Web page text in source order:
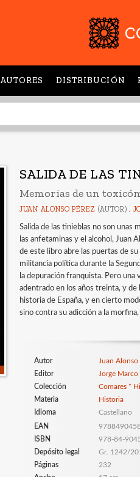
AUTORES DISTRIBUCIÓN
SALIDA DE LAS
Memorias de un
JUAN ALONSO PÉREZ (AUTOR) ,
Salida de las tinieblas no son unas
las anfetaminas y el alcohol, Juan
de este libro abre las puertas de
militancia política durante la
la depuración franquista. Pero
adentrado en los años treinta, y de
historia de España, y en cierto
sino contra su adicción a la
Autor
Juan Alonso
Editor
Jorge Marco
Colección
Comares *
Materia
Historia
Idioma
Castellano
EAN
ISBN
978-84-
Depósito legal
Gr. 1242/
Páginas
232